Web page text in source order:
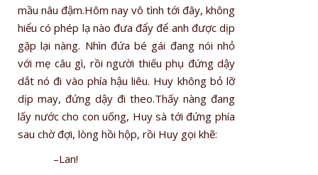
mầu nâu đậm.Hôm nay vô tình tới đây, không
hiểu có phép lạ nào đưa đẩy để anh được dịp
gặp lại nàng. Nhìn đứa bé gái đang nói nhỏ
với mẹ câu gì, rồi người thiếu phụ đứng dậy
dắt nó đi vào phía hậu liêu. Huy không bỏ lỡ
dịp may, đứng dậy đi theo.Thấy nàng đang
lấy nước cho con uống, Huy sà tới đứng phía
sau chờ đợi, lòng hồi hộp, rồi Huy gọi khẽ:
–Lan!